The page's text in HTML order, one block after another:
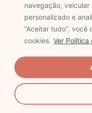
navegação,
personalizado e
“Aceitar tudo”,
cookies. Ver
> Faça sua reserva
*Sessão
funcionando, sem